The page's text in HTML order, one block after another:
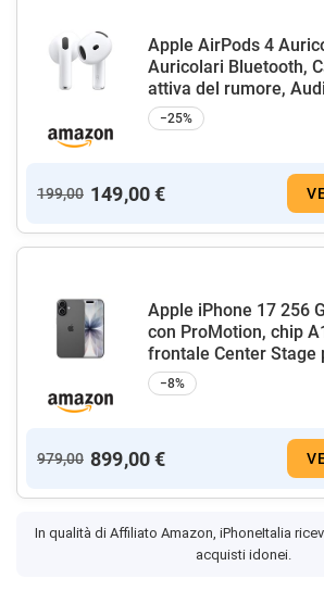
Apple AirPods 4
Auricolari Bluetooth,
attiva del rumore,
−25%
199,00 149,00 €
Apple iPhone 17 256
con ProMotion, chip
frontale Center Stage
−8%
979,00 899,00 €
In qualità di Affiliato Amazon, iPhoneItalia
acquisti idonei.